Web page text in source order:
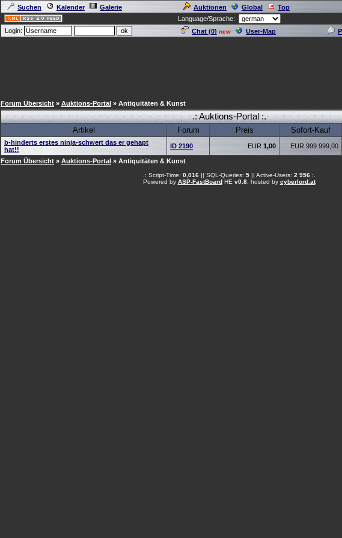
Suchen Kalender Galerie Auktionen Global Top
Language/Sprache:
Login:
Chat (0) new User-Map
Forum Übersicht » Auktions-Portal » Antiquitäten & Kunst
.: Auktions-Portal :.
Artikel Forum Preis Sofort-Kauf
b-hinderts erstes ninja-schwert das er gehapt
hat!!
ID 2190 EUR 1,00 EUR 999 999,00
Forum Übersicht » Auktions-Portal » Antiquitäten & Kunst
.: Script-Time: 0,016|| SQL-Queries: 5|| Active-Users: 2 956:.
Powered by ASP-FastBoardHE v0.8, hosted by cyberlord.at